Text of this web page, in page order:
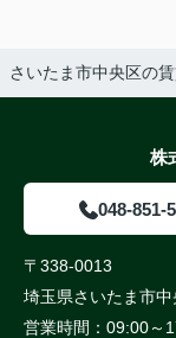
さいたま市中央区の
株
048-851-
〒338-0013
埼玉県さいたま市
営業時間： 09:00～